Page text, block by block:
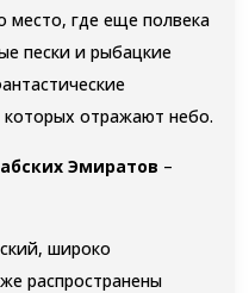
место, где еще полвека
пески и рыбацкие
которых отражают небо.
Эмиратов –
широко
распространены